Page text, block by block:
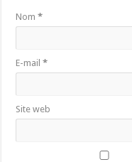
Nom*
E-mail*
Site web